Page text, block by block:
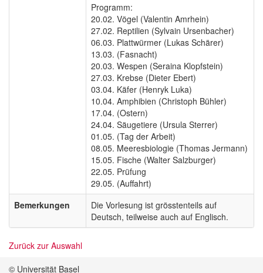
Programm:
20.02. Vögel (Valentin Amrhein)
27.02. Reptilien (Sylvain Ursenbacher)
06.03. Plattwürmer (Lukas Schärer)
13.03. (Fasnacht)
20.03. Wespen (Seraina Klopfstein)
27.03. Krebse (Dieter Ebert)
03.04. Käfer (Henryk Luka)
10.04. Amphibien (Christoph Bühler)
17.04. (Ostern)
24.04. Säugetiere (Ursula Sterrer)
01.05. (Tag der Arbeit)
08.05. Meeresbiologie (Thomas Jermann)
15.05. Fische (Walter Salzburger)
22.05. Prüfung
29.05. (Auffahrt)
Bemerkungen
Die Vorlesung ist grösstenteils auf
Deutsch, teilweise auch auf Englisch.
Zurück zur Auswahl
© Universität Basel